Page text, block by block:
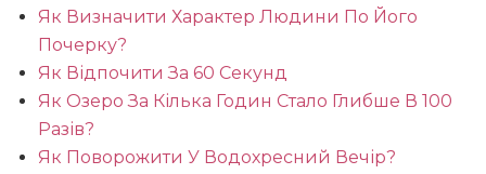
Як Визначити Характер Людини По Його
Почерку?
Як Відпочити За 60 Секунд
Як Озеро За Кілька Годин Стало Глибше В 100
Разів?
Як Поворожити У Водохресний Вечір?